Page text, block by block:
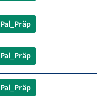
Pal_Präp
Pal_Präp
Pal_Präp